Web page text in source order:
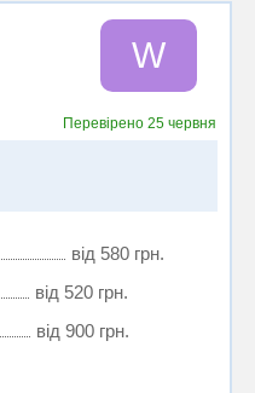
W
Перевірено25 червня
від 580 грн.
від 520 грн.
від 900 грн.